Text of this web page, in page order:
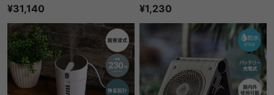
¥31,140 ¥1,230